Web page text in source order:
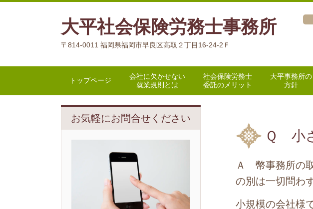
大平社会保険労務士事務所
〒814-0011 福岡県福岡市早良区高取２丁目16-24-2Ｆ
トップページ
会社に欠かせない
就業規則とは
社会保険労務士
委託のメリット
大平事務所の
方針
Ｑ 小
Ａ 幣事務所の
の別は一切問わ
小規模の会社様
お気軽にお問合せください